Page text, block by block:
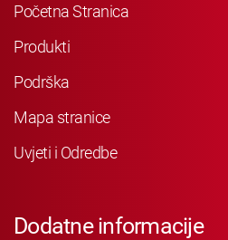
Početna Stranica
Produkti
Podrška
Mapa stranice
Uvjeti i Odredbe
Dodatne informacije